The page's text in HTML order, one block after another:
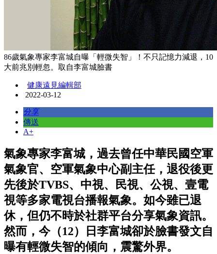
86歲氣象專家李富城自曝「輕微失智」！不只記憶力減退，10
大前兆別輕忽。取自李富城臉書
健康遠見編輯部
2022-03-12
分享
傳送
A+
氣象專家李富城，過去曾任中華民國空軍
氣象官、空軍氣象中心副主任，退役後更
先後於TVBS、中視、民視、公視、壹電
視等多家電視台播報氣象。如今雖已退
休，但仍不時於社群平台分享氣象資訊。
然而，今（12）日李富城卻於臉書發文自
曝有輕微失智的傾向，震驚外界。